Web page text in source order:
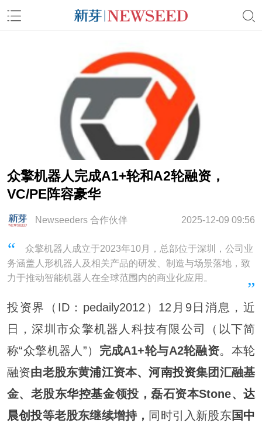
众擎机器人完成A1+轮和A2轮融资，
VC/PE阵容豪华
2025-12-09 09:56
Newseeders 合作伙伴
众擎机器人成立于2023年10月，总部位于深圳，公司业
务涵盖人形机器人及相关产品的研发、制造与场景落地，致
力于推动智能机器人在全球范围内的商业化应用。
投资界（ID：pedaily2012）12月9日消息，近
日，深圳市众擎机器人科技有限公司（以下简
称“众擎机器人”） 完成A1+轮与A2轮融资。本轮
融资由老股东黄浦江资本、河南投资集团汇融基
金、老股东华控基金领投，磊石资本Stone、达
晨创投等老股东继续增持， 同时引入新股东国中